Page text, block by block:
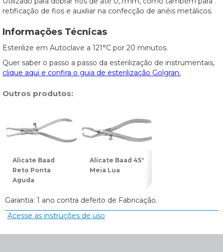
retificação de fios e auxiliar na confecção de anéis metálicos.
Informações Técnicas
Esterilize em Autoclave a 121°C por 20 minutos.
Quer saber o passo a passo da esterilização de instrumentais,
clique aqui e confira o guia de esterilização Golgran.
Outros produtos:
Alicate Baad
Reto Ponta
Aguda
Alicate Baad 45°
Meia Lua
Garantia: 1 ano contra defeito de Fabricação.
Acesse as instruções de uso